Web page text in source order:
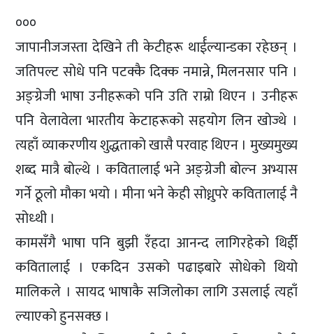
०००
जापानीजजस्ता देखिने ती केटीहरू थार्ईल्यान्डका रहेछन् ।
जतिपल्ट सोधे पनि पटक्कै दिक्क नमान्ने, मिलनसार पनि ।
अङ्ग्रेजी भाषा उनीहरूको पनि उति राम्रो थिएन । उनीहरू
पनि वेलावेला भारतीय केटाहरूको सहयोग लिन खोज्थे ।
त्यहाँ व्याकरणीय शुद्धताको खासै परवाह थिएन । मुख्यमुख्य
शब्द मात्रै बोल्थे । कवितालाई भने अङ्ग्रेजी बोल्न अभ्यास
गर्ने ठूलो मौका भयो । मीना भने केही सोध्नुपरे कवितालाई नै
सोध्थी ।
कामसँगै भाषा पनि बुझी रँहदा आनन्द लागिरहेको थिर्ईो
कवितालाई । एकदिन उसको पढाइबारे सोधेको थियो
मालिकले । सायद भाषाकै सजिलोका लागि उसलाई त्यहाँ
ल्याएको हुनसक्छ ।